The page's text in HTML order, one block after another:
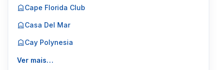
Cape Florida Club
Casa Del Mar
Cay Polynesia
Ver mais…